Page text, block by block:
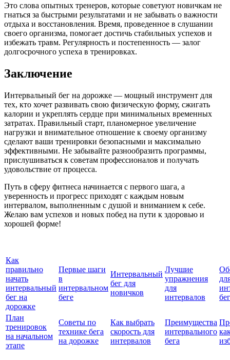
Это слова опытных тренеров, которые советуют новичкам не
гнаться за быстрыми результатами и не забывать о важности
отдыха и восстановления. Время, проведенное в слушании
своего организма, помогает достичь стабильных успехов и
избежать травм. Регулярность и постепенность — залог
долгосрочного успеха в тренировках.
Заключение
Интервальный бег на дорожке — мощный инструмент для
тех, кто хочет развивать свою физическую форму, сжигать
калории и укреплять сердце при минимальных временных
затратах. Правильный старт, планомерное увеличение
нагрузки и внимательное отношение к своему организму
сделают ваши тренировки безопасными и максимально
эффективными. Не забывайте разнообразить программы,
прислушиваться к советам профессионалов и получать
удовольствие от процесса.
Путь в сферу фитнеса начинается с первого шага, а
уверенность и прогресс приходят с каждым новым
интервалом, выполненным с душой и вниманием к себе.
Желаю вам успехов и новых побед на пути к здоровью и
хорошей форме!
Как
правильно
начать
интервальный
бег на
дорожке
Первые шаги
в
интервальном
беге
Интервальный
бег для
новичков
Лучшие
упражнения
для
интервалов
План
тренировок
на начальном
этапе
Советы по
технике бега
на дорожке
Как выбрать
скорость для
интервалов
Преимущества
интервального
бега